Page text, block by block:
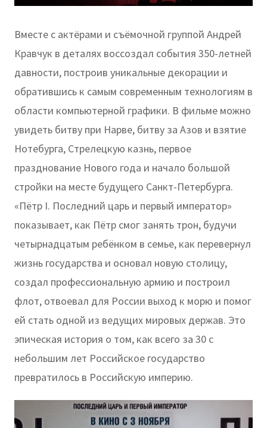
Вместе с актёрами и съёмочной группой Андрей
Кравчук в деталях воссоздал события 350-летней
давности, построив уникальные декорации и
обратившись к самым современным технологиям в
области компьютерной графики. В фильме можно
увидеть битву при Нарве, битву за Азов и взятие
Нотебурга, Стрелецкую казнь, первое
празднование Нового года и начало большой
стройки на месте будущего Санкт-Петербурга.
«Пётр I. Последний царь и первый император»
показывает, как Пётр смог занять трон, будучи
четырнадцатым ребёнком в семье, как перевернул
жизнь государства и основал новую столицу,
создал профессиональную армию и построил
флот, отвоевал для России выход к морю и помог
ей стать одной из ведущих мировых держав. Это
эпическая история о том, как всего за 30 с
небольшим лет Российское государство
превратилось в Российскую империю.